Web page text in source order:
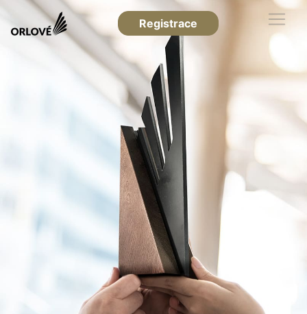
Registrace